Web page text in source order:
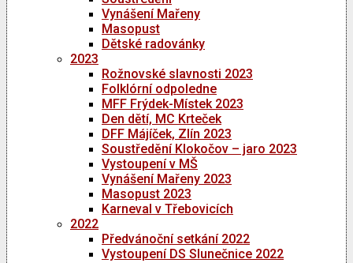
Vynášení Mařeny
Masopust
Dětské radovánky
2023
Rožnovské slavnosti 2023
Folklórní odpoledne
MFF Frýdek-Místek 2023
Den dětí, MC Krteček
DFF Májíček, Zlín 2023
Soustředění Klokočov – jaro 2023
Vystoupení v MŠ
Vynášení Mařeny 2023
Masopust 2023
Karneval v Třebovicích
2022
Předvánoční setkání 2022
Vystoupení DS Slunečnice 2022